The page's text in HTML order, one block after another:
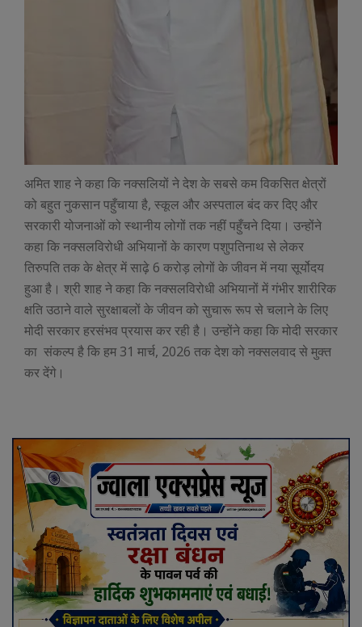
अमित शाह ने कहा कि नक्सलियों ने देश के सबसे कम विकसित क्षेत्रों
को बहुत नुकसान पहुँचाया है, स्कूल और अस्पताल बंद कर दिए और
सरकारी योजनाओं को स्थानीय लोगों तक नहीं पहुँचने दिया। उन्होंने
कहा कि नक्सलविरोधी अभियानों के कारण पशुपतिनाथ से लेकर
तिरुपति तक के क्षेत्र में साढ़े 6 करोड़ लोगों के जीवन में नया सूर्योदय
हुआ है। श्री शाह ने कहा कि नक्सलविरोधी अभियानों में गंभीर शारीरिक
क्षति उठाने वाले सुरक्षाबलों के जीवन को सुचारू रूप से चलाने के लिए
मोदी सरकार हरसंभव प्रयास कर रही है। उन्होंने कहा कि मोदी सरकार
का संकल्प है कि हम 31 मार्च, 2026 तक देश को नक्सलवाद से मुक्त
कर देंगे।